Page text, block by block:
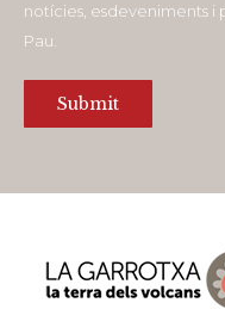
notícies, esdeveniments
Pau.
Submit